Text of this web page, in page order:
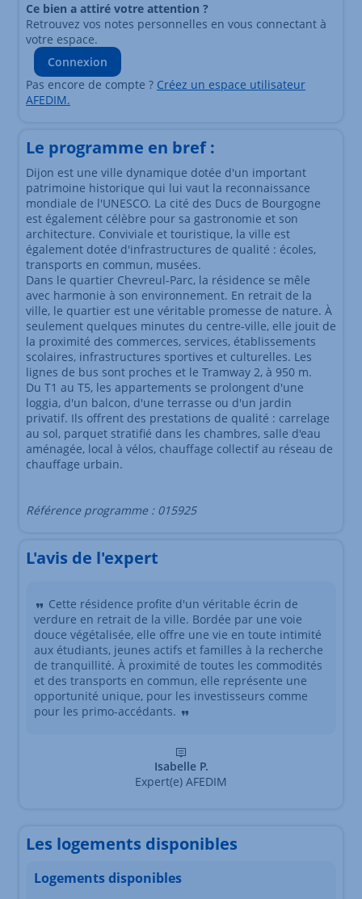
Ce bien a attiré votre attention ?
Retrouvez vos notes personnelles en vous connectant à
votre espace.
Connexion
Pas encore de compte ? Créez un espace utilisateur
AFEDIM.
Le programme en bref :
Dijon est une ville dynamique dotée d'un important
patrimoine historique qui lui vaut la reconnaissance
mondiale de l'UNESCO. La cité des Ducs de Bourgogne
est également célèbre pour sa gastronomie et son
architecture. Conviviale et touristique, la ville est
également dotée d'infrastructures de qualité : écoles,
transports en commun, musées.
Dans le quartier Chevreul-Parc, la résidence se mêle
avec harmonie à son environnement. En retrait de la
ville, le quartier est une véritable promesse de nature. À
seulement quelques minutes du centre-ville, elle jouit de
la proximité des commerces, services, établissements
scolaires, infrastructures sportives et culturelles. Les
lignes de bus sont proches et le Tramway 2, à 950 m.
Du T1 au T5, les appartements se prolongent d'une
loggia, d'un balcon, d'une terrasse ou d'un jardin
privatif. Ils offrent des prestations de qualité : carrelage
au sol, parquet stratifié dans les chambres, salle d'eau
aménagée, local à vélos, chauffage collectif au réseau de
chauffage urbain.
Référence programme : 015925
L'avis de l'expert
Cette résidence profite d'un véritable écrin de
verdure en retrait de la ville. Bordée par une voie
douce végétalisée, elle offre une vie en toute intimité
aux étudiants, jeunes actifs et familles à la recherche
de tranquillité. À proximité de toutes les commodités
et des transports en commun, elle représente une
opportunité unique, pour les investisseurs comme
pour les primo-accédants.
Isabelle P.
Expert(e) AFEDIM
Les logements disponibles
Logements disponibles